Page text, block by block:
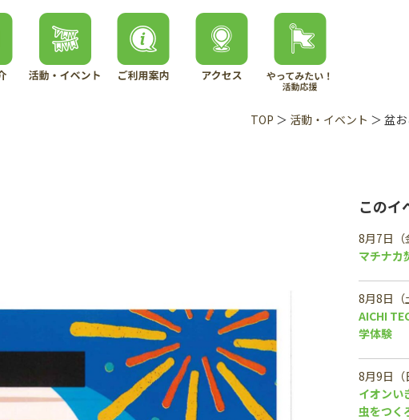
TOP ＞ 活動・イベント ＞ 盆
このイ
8月7日（
マチナカ
8月8日（
AICHI
学体験
8月9日（
イオンい
虫をつく